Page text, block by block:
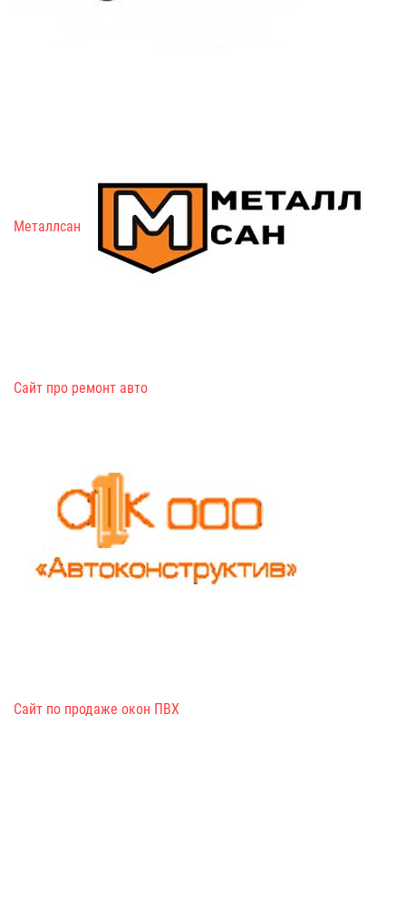
Металлсан
Сайт про ремонт авто
Сайт по продаже окон ПВХ